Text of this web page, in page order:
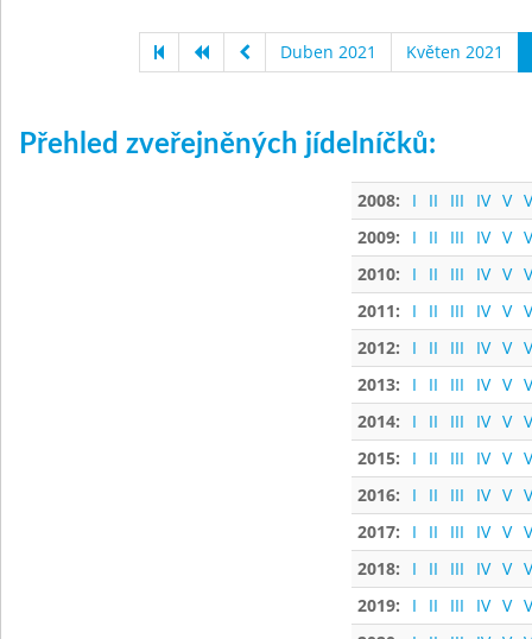
Duben 2021 Květen 2021
Přehled zveřejněných jídelníčků:
2008: I II III IV V
2009:
I II III IV V
2010:
I II III IV V
2011:
I II III IV V
2012:
I II III IV V
2013:
I II III IV V
2014:
I II III IV V
2015:
I II III IV V
2016:
I II III IV V
2017:
I II III IV V
2018:
I II III IV V
2019:
I II III IV V